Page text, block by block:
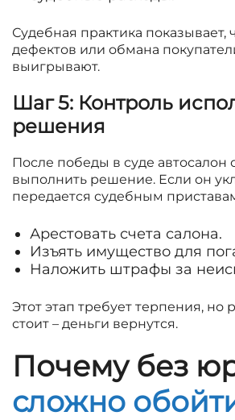
Судебная практика показывает,
дефектов или обмана
выигрывают.
Шаг 5: Контроль
решения
После победы в суде автосалон
выполнить решение. Если он
передается судебным
Арестовать счета салона.
Изъять имущество для
Наложить штрафы за
Этот этап требует терпения, но
стоит – деньги вернутся.
Почему без
сложно